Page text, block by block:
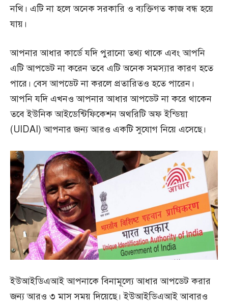
নথি। এটি না হলে অনেক সরকারি ও ব্যক্তিগত কাজ বন্ধ হয়ে
যায়।
আপনার আধার কার্ডে যদি পুরানো তথ্য থাকে এবং আপনি
এটি আপডেট না করেন তবে এটি অনেক সমস্যার কারণ হতে
পারে। বেস আপডেট না করলে প্রতারিতও হতে পারেন।
আপনি যদি এখনও আপনার আধার আপডেট না করে থাকেন
তবে ইউনিক আইডেন্টিফিকেশন অথরিটি অফ ইন্ডিয়া
(UIDAI) আপনার জন্য আরও একটি সুযোগ নিয়ে এসেছে।
ইউআইডিএআই আপনাকে বিনামূল্যে আধার আপডেট করার
জন্য আরও ৩ মাস সময় দিয়েছে। ইউআইডিএআই আবারও